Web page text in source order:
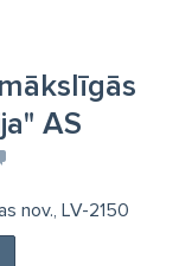
AS
nov., LV-2150